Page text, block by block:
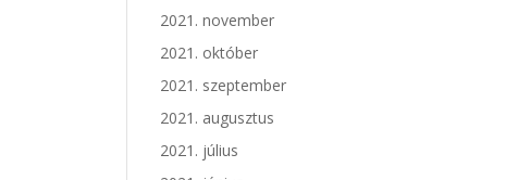
2021. november
2021. október
2021. szeptember
2021. augusztus
2021. július